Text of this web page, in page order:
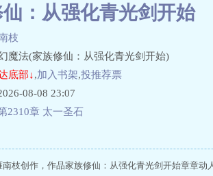
：从强化青光剑开始
枝
法(家族修仙：从强化青光剑开始)
底部↓,加入书架,投推荐票
08-08 23:07
2310章 太一圣石
南枝创作，作品家族修仙：从强化青光剑开始章章动